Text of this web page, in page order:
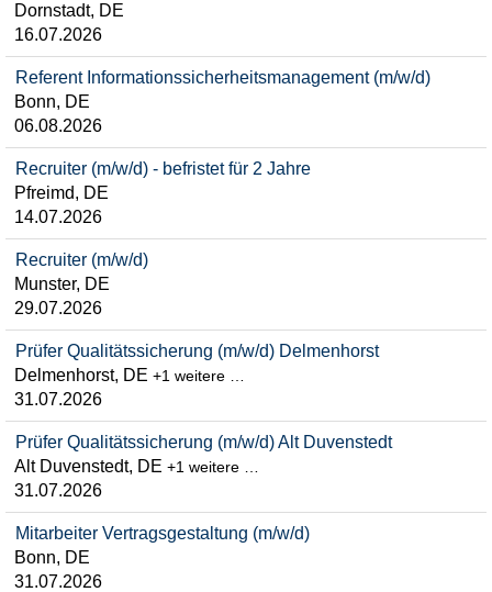
Dornstadt, DE
16.07.2026
Referent Informationssicherheitsmanagement (m/w/d)
Bonn, DE
06.08.2026
Recruiter (m/w/d) - befristet für 2 Jahre
Pfreimd, DE
14.07.2026
Recruiter (m/w/d)
Munster, DE
29.07.2026
Prüfer Qualitätssicherung (m/w/d) Delmenhorst
Delmenhorst, DE +1 weitere …
31.07.2026
Prüfer Qualitätssicherung (m/w/d) Alt Duvenstedt
Alt Duvenstedt, DE +1 weitere …
31.07.2026
Mitarbeiter Vertragsgestaltung (m/w/d)
Bonn, DE
31.07.2026